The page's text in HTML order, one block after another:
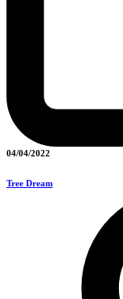
04/04/2022
Tree Dream